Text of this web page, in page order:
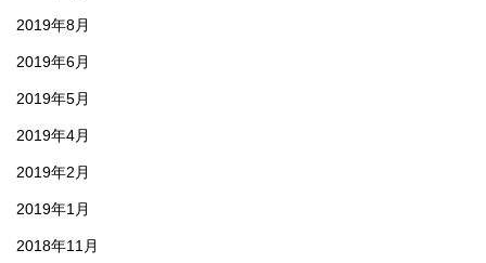
2019年8月
2019年6月
2019年5月
2019年4月
2019年2月
2019年1月
2018年11月